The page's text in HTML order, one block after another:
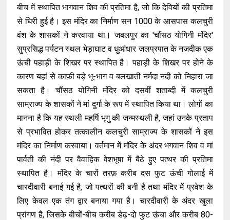
बीच में स्थापित भागवान शिव की प्रतिमा है, जो कि देवियों की प्रतिमा
से घिरी हुई है। इस मंदिर का निर्माण सन 1000 के आसपास कलचुरी
वंश के शासकों ने करवाया था। जबलपुर का 'चौंसठ योगिनी मंदिर'
सुप्रसिद्ध पर्यटन स्थल भेड़ाघाट व धुआंधार जलप्रपात के नजदीक एक
ऊंची पहाड़ी के शिखर पर स्थापित है। पहाड़ी के शिखर पर होने के
कारण यहां से काफ़ी बड़े भू-भाग व बलखाती नर्मदा नदी को निहारा जा
सकता है। चौंसठ योगिनी मंदिर को दसवीं शताब्दी में कलचुरी
साम्राज्य के शासकों ने मां दुर्गा के रूप में स्थापित किया था। लोगों का
मानना है कि यह स्थली महर्षि भृगु की जन्मस्थली है, जहां उनके प्रताप
से प्रभावित होकर तत्कालीन कलचुरी साम्राज्य के शासकों ने इस
मंदिर का निर्माण करवाया। वर्तमान में मंदिर के अंदर भगवान शिव व मां
पार्वती की नंदी पर वैवाहिक वेशभूषा में बैठे हुए पत्थर की प्रतिमा
स्थापित है। मंदिर के चारों तरफ़ करीब दस फुट ऊंची गोलाई में
चारदीवारी बनाई गई है, जो पत्थरों की बनी है तथा मंदिर में प्रवेश के
लिए केवल एक तंग द्वार बनाया गया है। चारदीवारी के अंदर खुला
प्रांगण है, जिसके बीचों-बीच करीब डेढ़-दो फुट ऊंचा और करीब 80-